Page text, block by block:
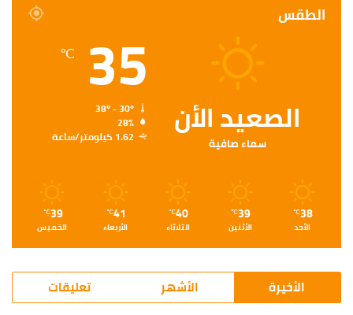
الطقس
الصعيد الأن
سماء صافية
35
℃
28%
1.62 كيلومتر/ساعة
38
℃
الأحد
39
℃
الأثنين
40
℃
الثلاثاء
41
℃
الأربعاء
39
℃
الخميس
الأخيرة الأشهر تعليقات